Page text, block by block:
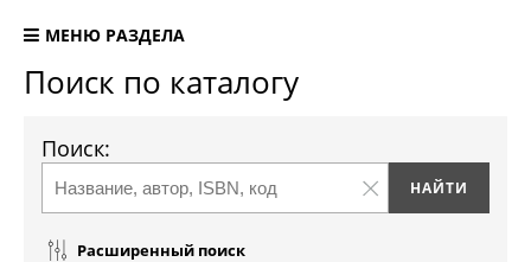
МЕНЮ РАЗДЕЛА
Поиск по каталогу
Поиск:
Расширенный поиск